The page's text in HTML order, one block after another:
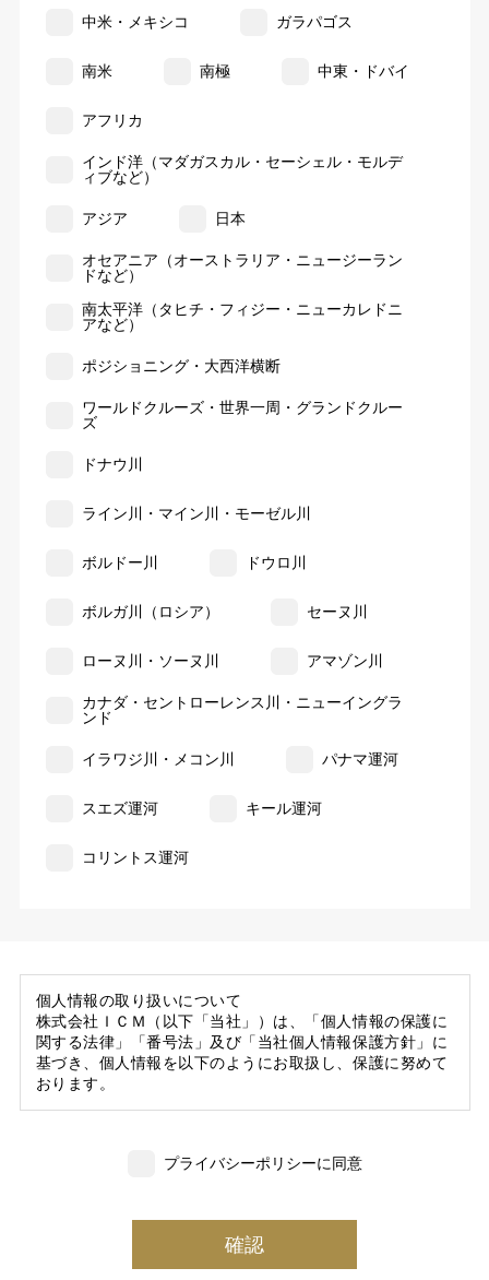
中米・メキシコ ガラパゴス
南米 南極 中東・ドバイ
アフリカ
インド洋（マダガスカル・セーシェル・モルデ
ィブなど）
アジア 日本
オセアニア（オーストラリア・ニュージーラン
ドなど）
南太平洋（タヒチ・フィジー・ニューカレドニ
アなど）
ポジショニング・大西洋横断
ワールドクルーズ・世界一周・グランドクルー
ズ
ドナウ川
ライン川・マイン川・モーゼル川
ボルドー川 ドウロ川
ボルガ川（ロシア） セーヌ川
ローヌ川・ソーヌ川 アマゾン川
カナダ・セントローレンス川・ニューイングラ
ンド
イラワジ川・メコン川 パナマ運河
スエズ運河 キール運河
コリントス運河
個人情報の取り扱いについて
株式会社ＩＣＭ（以下「当社」）は、「個人情報の保護に
関する法律」「番号法」及び「当社個人情報保護方針」に
基づき、個人情報を以下のようにお取扱し、保護に努めて
おります。
いただいた個人情報の一部を個人データとして保有
(3) 当社は、当社で就業する社員及び社員の扶養親族、及
び当社が支払調書等を作成する継続的契約関係のある個人
プライバシーポリシーに同意